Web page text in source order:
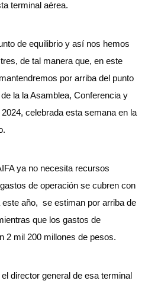
terminal aérea.
de equilibrio y así nos hemos
de tal manera que, en este
por arriba del punto
la la Asamblea, Conferencia y
celebrada esta semana en la
ya no necesita recursos
de operación se cubren con
año, se estiman por arriba de
que los gastos de
2 mil 200 millones de pesos.
director general de esa terminal